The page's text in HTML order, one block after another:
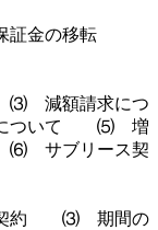
証金の移転
額請求につ
について ⑸ 増
⑹ サブリース契
約 ⑶ 期間の